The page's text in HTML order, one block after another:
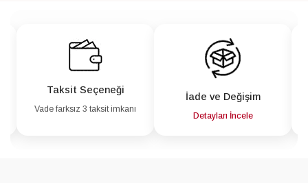
Taksit Seçeneği
Vade farksız 3 taksit imkanı
İade ve Değişim
Detayları İncele